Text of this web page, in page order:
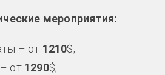
мероприятия:
– от 1210$;
от 1290$;